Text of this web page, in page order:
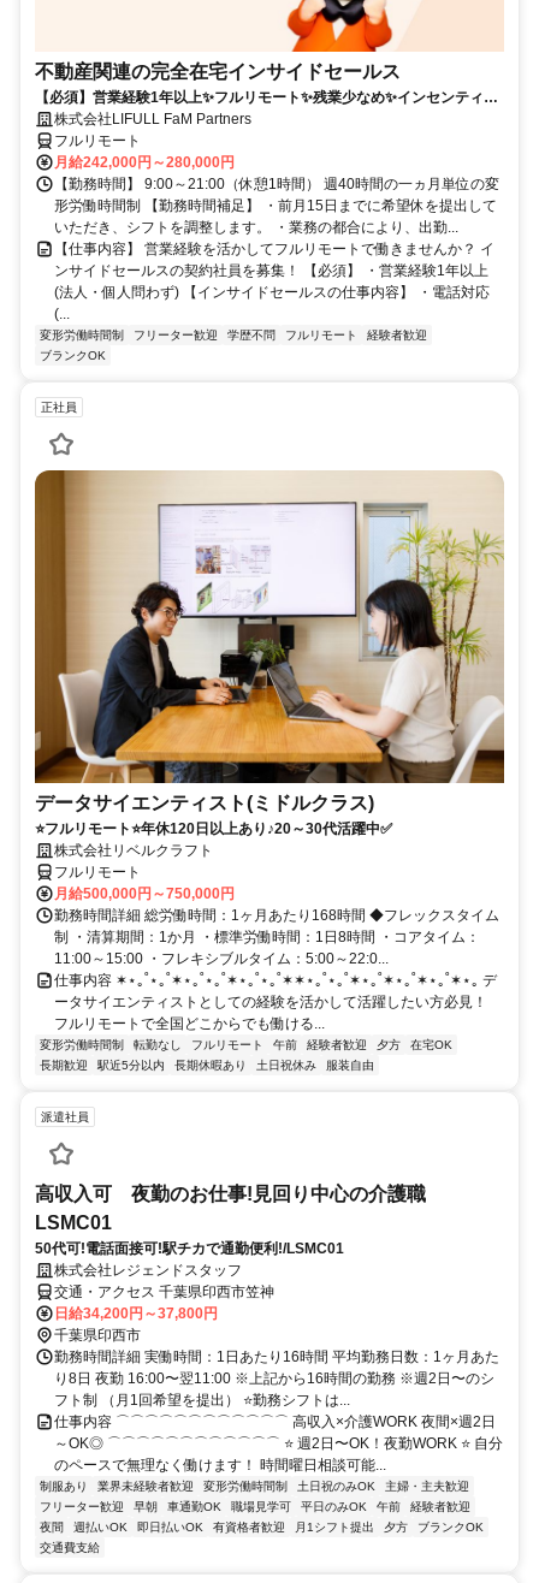
不動産関連の完全在宅インサイドセールス
【必須】営業経験1年以上✨フルリモート✨残業少なめ✨インセンティブ
有 株式会社LIFULL FaM Partners
フルリモート
月給242,000円～280,000円
【勤務時間】 9:00～21:00（休憩1時間） 週40時間の一ヵ月単位の変
形労働時間制 【勤務時間補足】 ・前月15日までに希望休を提出して
いただき、シフトを調整します。 ・業務の都合により、出勤...
【仕事内容】 営業経験を活かしてフルリモートで働きませんか？ イ
ンサイドセールスの契約社員を募集！ 【必須】 ・営業経験1年以上
(法人・個人問わず) 【インサイドセールスの仕事内容】 ・電話対応
(...
変形労働時間制 フリーター歓迎 学歴不問 フルリモート
経験者歓迎
ブランクOK
正社員
データサイエンティスト(ミドルクラス)
⭐フルリモート⭐年休120日以上あり♪20～30代活躍中✅
株式会社リベルクラフト
フルリモート
月給500,000円～750,000円
勤務時間詳細 総労働時間：1ヶ月あたり168時間 ◆フレックスタイム
制 ・清算期間：1か月 ・標準労働時間：1日8時間 ・コアタイム：
11:00～15:00 ・フレキシブルタイム：5:00～22:0...
仕事内容 ✶⋆｡˚⋆｡˚✶⋆｡˚⋆｡˚✶⋆｡˚⋆｡˚✶✶⋆｡˚⋆｡˚✶⋆｡˚✶⋆｡˚✶⋆｡˚✶⋆｡ デ
ータサイエンティストとしての経験を活かして活躍したい方必見！
フルリモートで全国どこからでも働ける...
変形労働時間制 転勤なし フルリモート 午前 経験者歓迎 夕方
在宅OK
長期歓迎
駅近5分以内 長期休暇あり 土日祝休み 服装自由
派遣社員
高収入可 夜勤のお仕事!見回り中心の介護職
LSMC01
50代可!電話面接可!駅チカで通勤便利!/LSMC01
株式会社レジェンドスタッフ
交通・アクセス 千葉県印西市笠神
日給34,200円～37,800円
千葉県印西市
勤務時間詳細 実働時間：1日あたり16時間 平均勤務日数：1ヶ月あた
り8日 夜勤 16:00〜翌11:00 ※上記から16時間の勤務 ※週2日〜のシ
フト制 （月1回希望を提出） ⭐勤務シフトは...
仕事内容 ⌒⌒⌒⌒⌒⌒⌒⌒⌒⌒⌒⌒ 高収入×介護WORK 夜間×週2日
～OK◎ ⌒⌒⌒⌒⌒⌒⌒⌒⌒⌒⌒⌒ ⭐ 週2日〜OK！夜勤WORK ⭐ 自分
のペースで無理なく働けます！ 時間曜日相談可能...
制服あり 業界未経験者歓迎 変形労働時間制 土日祝のみOK
主婦・主夫歓迎
フリーター歓迎
早朝 車通勤OK 職場見学可 平日のみOK 午前
経験者歓迎
夜間
週払いOK 即日払いOK 有資格者歓迎 月1シフト提出 夕方
ブランクOK
交通費支給